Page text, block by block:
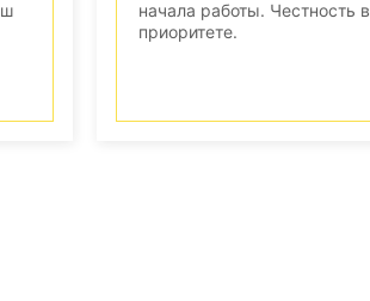
начала работы. Честность в
приоритете.